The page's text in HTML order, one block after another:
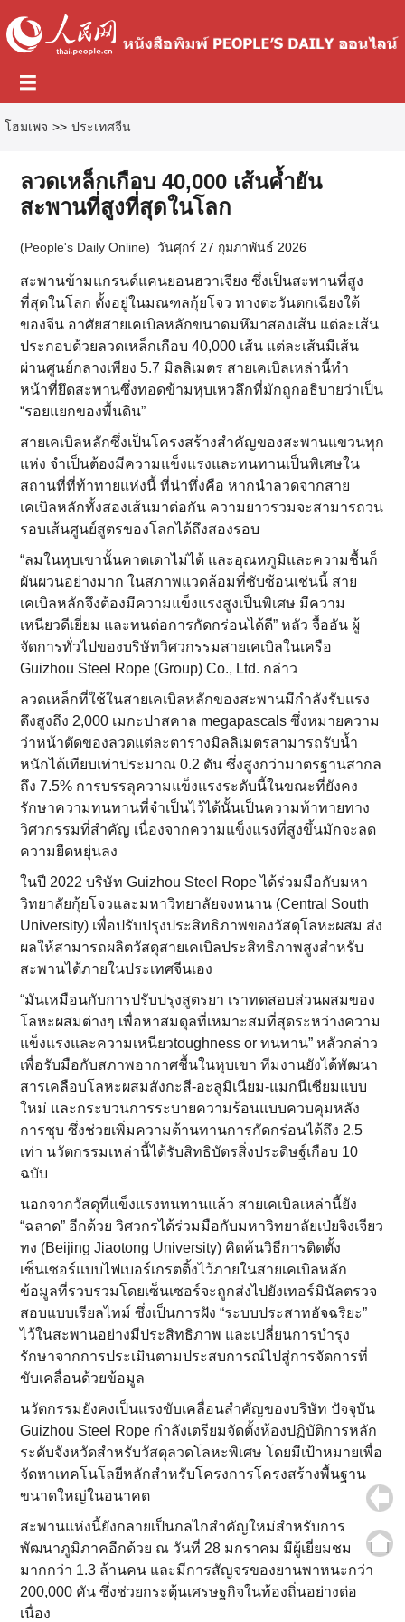
โฮมเพจ >> ประเทศจีน
ลวดเหล็กเกือบ 40,000 เส้นค้ำยัน
สะพานที่สูงที่สุดในโลก
(People's Daily Online) วันศุกร์ 27 กุมภาพันธ์ 2026
สะพานข้ามแกรนด์แคนยอนฮวาเจียง ซึ่งเป็นสะพานที่สูง
ที่สุดในโลก ตั้งอยู่ในมณฑลกุ้ยโจว ทางตะวันตกเฉียงใต้
ของจีน อาศัยสายเคเบิลหลักขนาดมหึมาสองเส้น แต่ละเส้น
ประกอบด้วยลวดเหล็กเกือบ 40,000 เส้น แต่ละเส้นมีเส้น
ผ่านศูนย์กลางเพียง 5.7 มิลลิเมตร สายเคเบิลเหล่านี้ทำ
หน้าที่ยึดสะพานซึ่งทอดข้ามหุบเหวลึกที่มักถูกอธิบายว่าเป็น
“รอยแยกของพื้นดิน”
สายเคเบิลหลักซึ่งเป็นโครงสร้างสำคัญของสะพานแขวนทุก
แห่ง จำเป็นต้องมีความแข็งแรงและทนทานเป็นพิเศษใน
สถานที่ที่ท้าทายแห่งนี้ ที่น่าทึ่งคือ หากนำลวดจากสาย
เคเบิลหลักทั้งสองเส้นมาต่อกัน ความยาวรวมจะสามารถวน
รอบเส้นศูนย์สูตรของโลกได้ถึงสองรอบ
“ลมในหุบเขานั้นคาดเดาไม่ได้ และอุณหภูมิและความชื้นก็
ผันผวนอย่างมาก ในสภาพแวดล้อมที่ซับซ้อนเช่นนี้ สาย
เคเบิลหลักจึงต้องมีความแข็งแรงสูงเป็นพิเศษ มีความ
เหนียวดีเยี่ยม และทนต่อการกัดกร่อนได้ดี” หลัว จื้ออัน ผู้
จัดการทั่วไปของบริษัทวิศวกรรมสายเคเบิลในเครือ
Guizhou Steel Rope (Group) Co., Ltd. กล่าว
ลวดเหล็กที่ใช้ในสายเคเบิลหลักของสะพานมีกำลังรับแรง
ดึงสูงถึง 2,000 เมกะปาสคาล megapascals ซึ่งหมายความ
ว่าหน้าตัดของลวดแต่ละตารางมิลลิเมตรสามารถรับน้ำ
หนักได้เทียบเท่าประมาณ 0.2 ตัน ซึ่งสูงกว่ามาตรฐานสากล
ถึง 7.5% การบรรลุความแข็งแรงระดับนี้ในขณะที่ยังคง
รักษาความทนทานที่จำเป็นไว้ได้นั้นเป็นความท้าทายทาง
วิศวกรรมที่สำคัญ เนื่องจากความแข็งแรงที่สูงขึ้นมักจะลด
ความยืดหยุ่นลง
ในปี 2022 บริษัท Guizhou Steel Rope ได้ร่วมมือกับมหา
วิทยาลัยกุ้ยโจวและมหาวิทยาลัยจงหนาน (Central South
University) เพื่อปรับปรุงประสิทธิภาพของวัสดุโลหะผสม ส่ง
ผลให้สามารถผลิตวัสดุสายเคเบิลประสิทธิภาพสูงสำหรับ
สะพานได้ภายในประเทศจีนเอง
“มันเหมือนกับการปรับปรุงสูตรยา เราทดสอบส่วนผสมของ
โลหะผสมต่างๆ เพื่อหาสมดุลที่เหมาะสมที่สุดระหว่างความ
แข็งแรงและความเหนียวtoughness or ทนทาน” หลัวกล่าว
เพื่อรับมือกับสภาพอากาศชื้นในหุบเขา ทีมงานยังได้พัฒนา
สารเคลือบโลหะผสมสังกะสี-อะลูมิเนียม-แมกนีเซียมแบบ
ใหม่ และกระบวนการระบายความร้อนแบบควบคุมหลัง
การชุบ ซึ่งช่วยเพิ่มความต้านทานการกัดกร่อนได้ถึง 2.5
เท่า นวัตกรรมเหล่านี้ได้รับสิทธิบัตรสิ่งประดิษฐ์เกือบ 10
ฉบับ
นอกจากวัสดุที่แข็งแรงทนทานแล้ว สายเคเบิลเหล่านี้ยัง
“ฉลาด” อีกด้วย วิศวกรได้ร่วมมือกับมหาวิทยาลัยเป่ยจิงเจียว
ทง (Beijing Jiaotong University) คิดค้นวิธีการติดตั้ง
เซ็นเซอร์แบบไฟเบอร์เกรตติ้งไว้ภายในสายเคเบิลหลัก
ข้อมูลที่รวบรวมโดยเซ็นเซอร์จะถูกส่งไปยังเทอร์มินัลตรวจ
สอบแบบเรียลไทม์ ซึ่งเป็นการฝัง “ระบบประสาทอัจฉริยะ”
ไว้ในสะพานอย่างมีประสิทธิภาพ และเปลี่ยนการบำรุง
รักษาจากการประเมินตามประสบการณ์ไปสู่การจัดการที่
ขับเคลื่อนด้วยข้อมูล
นวัตกรรมยังคงเป็นแรงขับเคลื่อนสำคัญของบริษัท ปัจจุบัน
Guizhou Steel Rope กำลังเตรียมจัดตั้งห้องปฏิบัติการหลัก
ระดับจังหวัดสำหรับวัสดุลวดโลหะพิเศษ โดยมีเป้าหมายเพื่อ
จัดหาเทคโนโลยีหลักสำหรับโครงการโครงสร้างพื้นฐาน
ขนาดใหญ่ในอนาคต
สะพานแห่งนี้ยังกลายเป็นกลไกสำคัญใหม่สำหรับการ
พัฒนาภูมิภาคอีกด้วย ณ วันที่ 28 มกราคม มีผู้เยี่ยมชม
มากกว่า 1.3 ล้านคน และมีการสัญจรของยานพาหนะกว่า
200,000 คัน ซึ่งช่วยกระตุ้นเศรษฐกิจในท้องถิ่นอย่างต่อ
เนื่อง